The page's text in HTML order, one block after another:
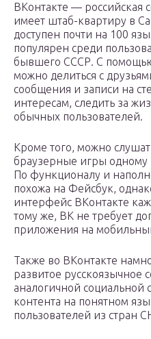
ВКонтакте — российская
имеет штаб-квартиру в
доступен почти на 100
популярен среди
бывшего СССР. С
можно делиться с
сообщения и записи на
интересам, следить за
обычных пользователей.
Кроме того, можно
браузерные игры одному
По функционалу и
похожа на Фейсбук,
интерфейс ВКонтакте
тому же, ВК не требует
приложения на
Также во ВКонтакте
развитое русскоязычное
аналогичной
контента на понятном
пользователей из стран